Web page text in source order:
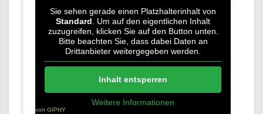
Sie sehen gerade einen Platzhalterinhalt von
Standard. Um auf den eigentlichen Inhalt
zuzugreifen, klicken Sie auf den Button unten.
Bitte beachten Sie, dass dabei Daten an
Drittanbieter weitergegeben werden.
Inhalt entsperren
Weitere Informationen
von GIPHY